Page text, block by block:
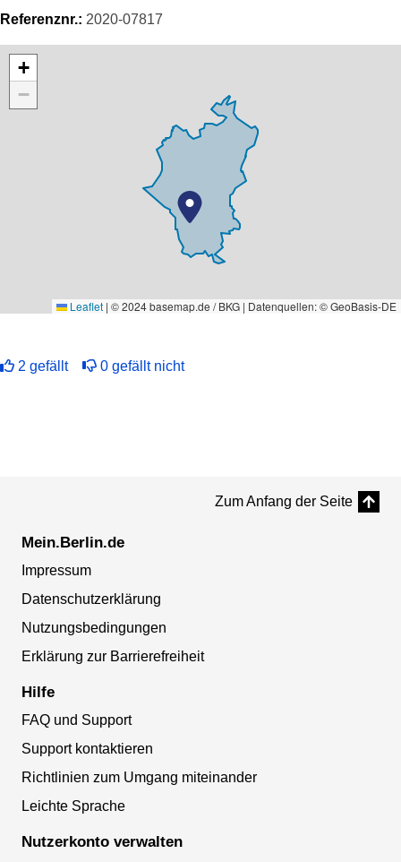
Referenznr.: 2020-07817
Karte überspringen
+
−
Leaflet | © 2024 basemap.de / BKG | Datenquellen: © GeoBasis-DE
2 gefällt 0 gefällt nicht
Zum Anfang der Seite
Mein.Berlin.de
Impressum
Datenschutzerklärung
Nutzungsbedingungen
Erklärung zur Barrierefreiheit
Hilfe
FAQ und Support
Support kontaktieren
Richtlinien zum Umgang miteinander
Leichte Sprache
Nutzerkonto verwalten